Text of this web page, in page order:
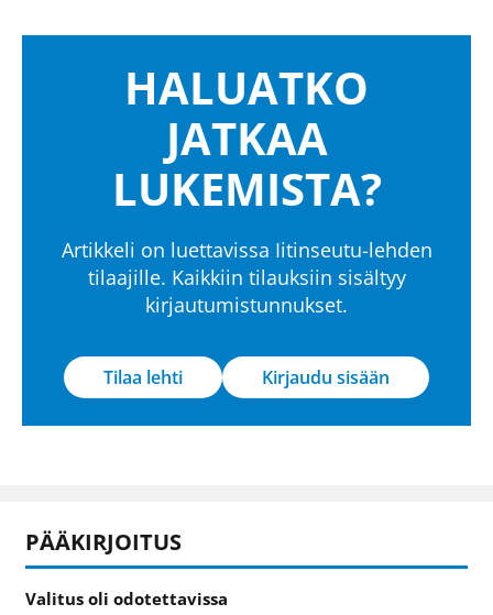
HALUATKO
JATKAA
LUKEMISTA?
Artikkeli on luettavissa Iitinseutu-lehden
tilaajille. Kaikkiin tilauksiin sisältyy
kirjautumistunnukset.
Tilaa lehti Kirjaudu sisään
PÄÄKIRJOITUS
Valitus oli odotettavissa